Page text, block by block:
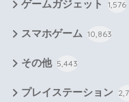
ゲームガジェット 1,576
スマホゲーム 10,863
その他 5,443
プレイステーション